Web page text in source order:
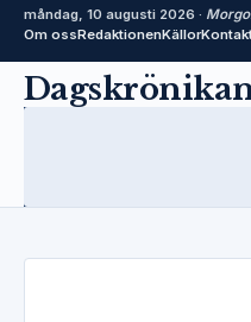
måndag, 10 augusti 2026 ·
Om ossRedaktionenKällor
Hoppa